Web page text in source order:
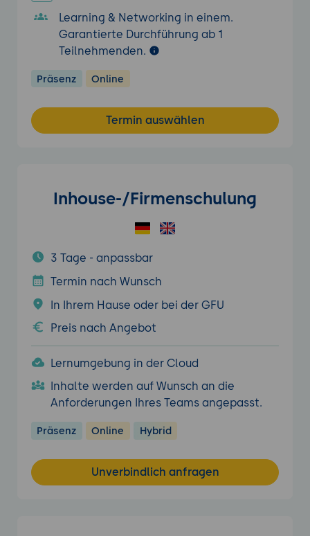
Learning & Networking in einem.
Garantierte Durchführung ab 1
Teilnehmenden.
Präsenz Online
Termin auswählen
Inhouse-/Firmenschulung
3 Tage - anpassbar
Termin nach Wunsch
In Ihrem Hause oder bei der GFU
Preis nach Angebot
Lernumgebung in der Cloud
Inhalte werden auf Wunsch an die
Anforderungen Ihres Teams angepasst.
Präsenz Online Hybrid
Unverbindlich anfragen